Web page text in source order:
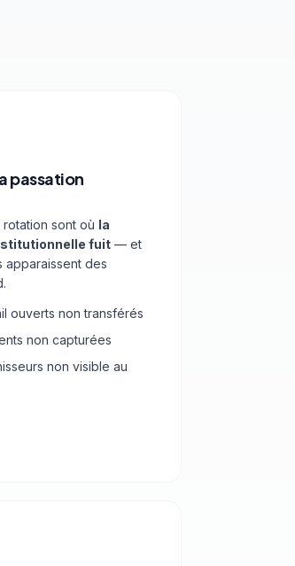
passation
sont où la
fuit— et
apparaissent des
ouverts non transférés
non capturées
non visible au